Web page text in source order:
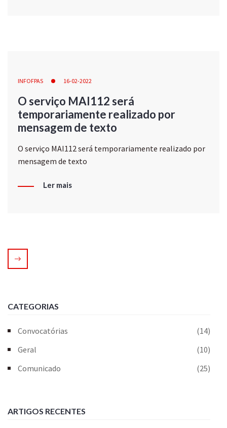
INFOFPAS 16-02-2022
O serviço MAI112 será
temporariamente realizado por
mensagem de texto
O serviço MAI112 será temporariamente realizado por
mensagem de texto
Ler mais
CATEGORIAS
Convocatórias
(14)
Geral
(10)
Comunicado
(25)
ARTIGOS RECENTES